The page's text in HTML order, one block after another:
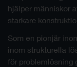
hjälper människor
starkare
Som en pionjär
inom strukturella
för problemlösning